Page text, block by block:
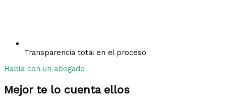
Transparencia total en el proceso
Habla con un abogado
Mejor te lo cuenta ellos